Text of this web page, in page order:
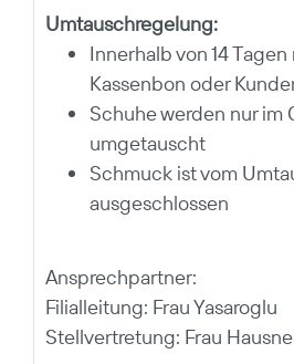
Umtauschregelung:
Innerhalb von 14
Kassenbon oder
Schuhe werden nur im
umgetauscht
Schmuck ist vom
ausgeschlossen
Ansprechpartner:
Filialleitung: Frau Yasaroglu
Stellvertretung: Frau